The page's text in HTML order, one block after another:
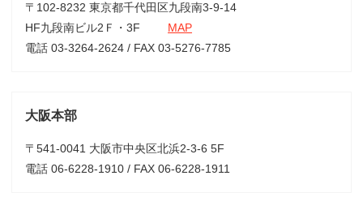
〒102-8232 東京都千代田区九段南3-9-14
HF九段南ビル2Ｆ・3F
MAP
電話 03-3264-2624 / FAX 03-5276-7785
大阪本部
〒541-0041 大阪市中央区北浜2-3-6 5F
電話 06-6228-1910 / FAX 06-6228-1911